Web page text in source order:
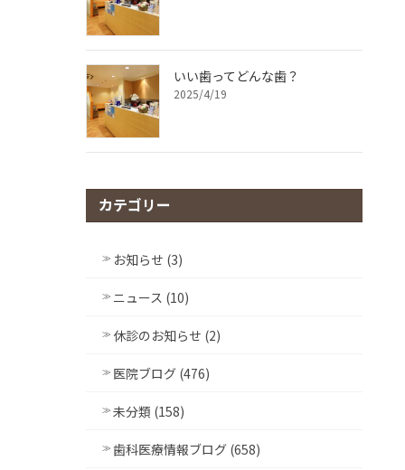
いい歯ってどんな歯？
2025/4/19
カテゴリー
お知らせ (3)
ニュース (10)
休診のお知らせ (2)
医院ブログ (476)
未分類 (158)
歯科医療情報ブログ (658)